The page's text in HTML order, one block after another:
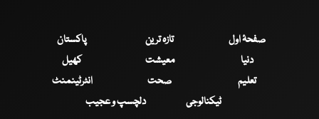
صفحۂ اول تازہ ترین
پاکستان
دنیا
معیشت
کھیل
تعلیم
صحت
انٹرٹینمنٹ
ٹیکنالوجی
دلچسپ و عجیب